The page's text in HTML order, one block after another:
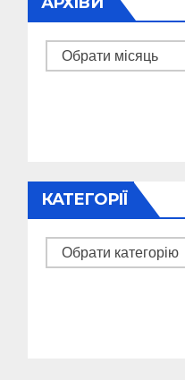
Архіви
КАТЕГОРІЇ
Категорії